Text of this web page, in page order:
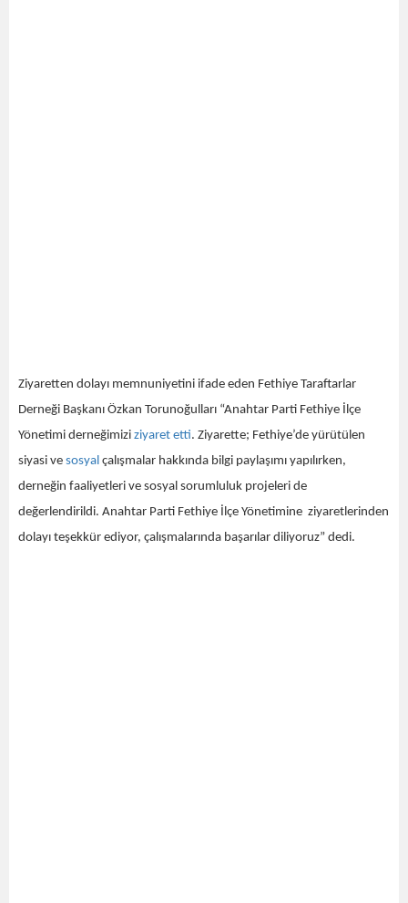
Ziyaretten dolayı memnuniyetini ifade eden Fethiye Taraftarlar
Derneği Başkanı Özkan Torunoğulları “Anahtar Parti Fethiye İlçe
Yönetimi derneğimizi ziyaret etti. Ziyarette; Fethiye’de yürütülen
siyasi ve sosyal çalışmalar hakkında bilgi paylaşımı yapılırken,
derneğin faaliyetleri ve sosyal sorumluluk projeleri de
değerlendirildi. Anahtar Parti Fethiye İlçe Yönetimine ziyaretlerinden
dolayı teşekkür ediyor, çalışmalarında başarılar diliyoruz” dedi.